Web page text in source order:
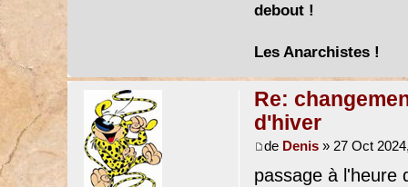
debout !
Les Anarchistes !
Re:
d'hiver
de Denis» 27 Oct
passage à l'heure